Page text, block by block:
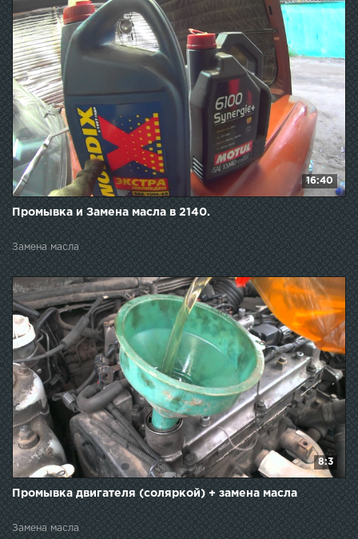
16:40
Промывка и Замена масла в 2140.
Замена масла
8:3
Промывка двигателя (соляркой) + замена масла
Замена масла